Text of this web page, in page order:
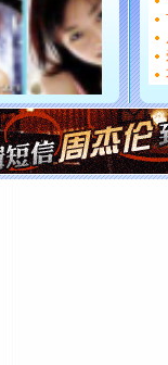
能正大
都要快乐
[圣诞节]
如意,快
[元旦]
断电。爱
你是我专
[元旦]如
起；二是